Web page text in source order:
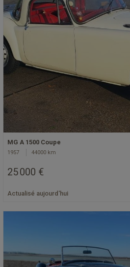
MG A 1500 Coupe
1957 44000 km
25 000 €
Actualisé aujourd'hui